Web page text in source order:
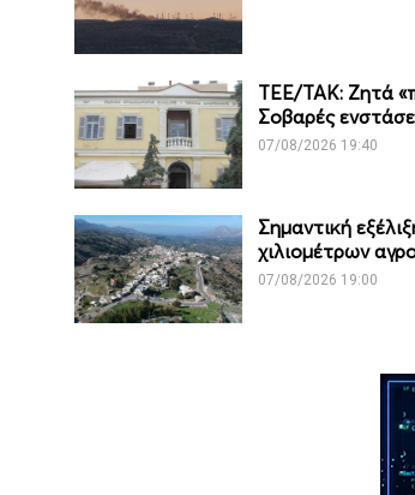
ΤΕΕ/ΤΑΚ: Ζητά
Σοβαρές
07/08/2026 19:40
Σημαντική
χιλιομέτρων
07/08/2026 19:00